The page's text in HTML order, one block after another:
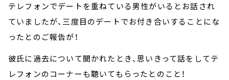
テレフォンでデートを重ねている男性がいるとお話され
ていましたが、三度目のデートでお付き合いすることにな
ったとのご報告が！
彼氏に過去について聞かれたとき、思いきって話をしてテ
レフォンのコーナーも聴いてもらったとのこと！